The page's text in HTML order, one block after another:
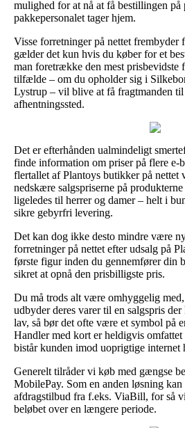
mulighed for at nå at få bestillingen på
pakkepersonalet tager hjem.
Visse forretninger på nettet frembyder
gælder det kun hvis du køber for et
man foretrække den mest prisbevidste
tilfælde – om du opholder sig i
Lystrup – vil blive at få fragtmanden
afhentningssted.
Det er efterhånden ualmindeligt
finde information om priser på flere e-
flertallet af Plantoys butikker på nettet
nedskære salgspriserne på
ligeledes til herrer og damer – helt i
sikre gebyrfri levering.
Det kan dog ikke desto mindre være
forretninger på nettet efter udsalg på
første figur inden du gennemfører din
sikret at opnå den prisbilligste pris.
Du må trods alt være omhyggelig
udbyder deres varer til en salgspris
lav, så bør det ofte være et symbol på
Handler med kort er heldigvis omfattet
bistår kunden imod uoprigtige internet
Generelt tilråder vi køb med gængse
MobilePay. Som en anden løsning
afdragstilbud fra f.eks. ViaBill, for så
beløbet over en længere periode.